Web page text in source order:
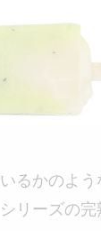
るかのよ
リーズの